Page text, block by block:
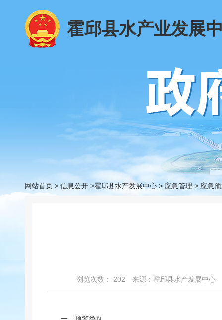
霍邱县水产业发展
网站首页 > 信息公开 >霍邱县水产发展中心 > 应急管理 > 应急
浏览次数： 202 来源：霍邱县水产发展中心